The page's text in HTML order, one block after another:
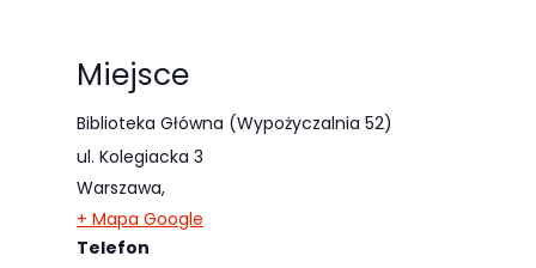
Miejsce
Biblioteka Główna (Wypożyczalnia 52)
ul. Kolegiacka 3
Warszawa,
+ Mapa Google
Telefon